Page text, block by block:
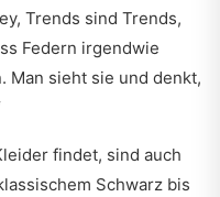
Trends sind Trends,
Federn irgendwie
Man sieht sie und denkt,
findet, sind auch
Schwarz bis